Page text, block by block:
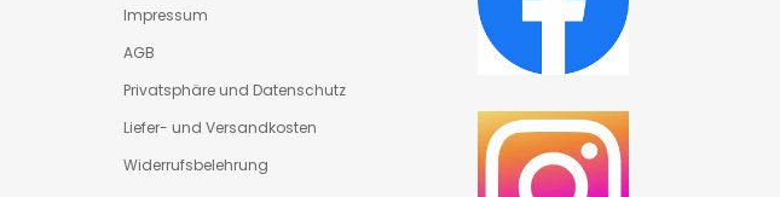
Impressum
AGB
Privatsphäre und Datenschutz
Liefer- und Versandkosten
Widerrufsbelehrung